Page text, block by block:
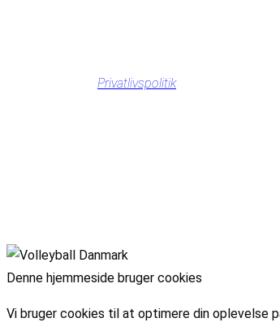
Privatlivspolitik
Denne hjemmeside bruger cookies
Vi bruger cookies til at optimere din oplevelse